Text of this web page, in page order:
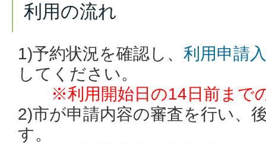
利用の流れ
1)予約状況を確認し、 利用申請
してください。
※利用開始日の14日前まで
2)市が申請内容の審査を行い、
す。